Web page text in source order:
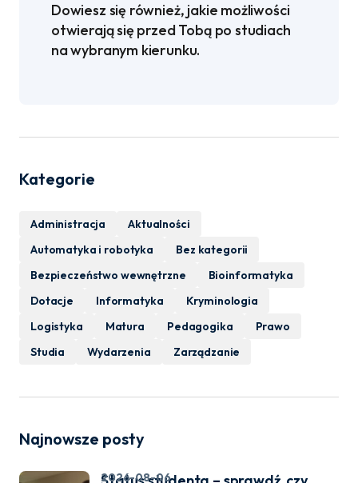
Dowiesz się również, jakie możliwości
otwierają się przed Tobą po studiach
na wybranym kierunku.
Kategorie
Administracja
Aktualności
Automatyka i robotyka
Bez kategorii
Bezpieczeństwo wewnętrzne
Bioinformatyka
Dotacje
Informatyka
Kryminologia
Logistyka
Matura Pedagogika
Prawo
Studia
Wydarzenia Zarządzanie
Najnowsze posty
2026-08-06